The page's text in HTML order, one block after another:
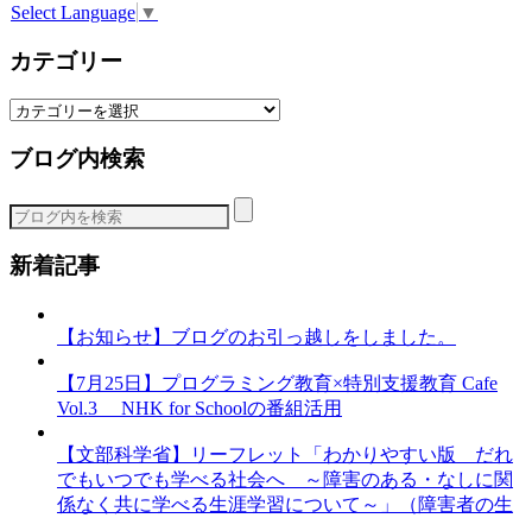
Select Language ▼
カテゴリー
カ
ゴ
ー
ブログ内検索
新着記事
【お知らせ】ブログのお引っ越しをしました。
【7月25日】プログラミング教育×特別支援教育 Cafe
Vol.3 NHK for Schoolの番組活用
【文部科学省】リーフレット「わかりやすい版 だれ
でもいつでも学べる社会へ ～障害のある・なしに関
係なく共に学べる生涯学習について～」（障害者の生